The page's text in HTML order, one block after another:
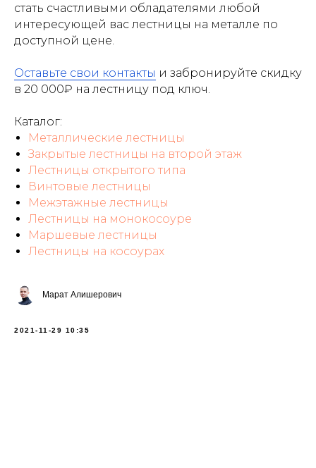
стать счастливыми обладателями любой
интересующей вас лестницы на металле по
доступной цене.
Оставьте свои контакты и забронируйте скидку
в 20 000₽ на лестницу под ключ.
Каталог:
Металлические лестницы
Закрытые лестницы на второй этаж
Лестницы открытого типа
Винтовые лестницы
Межэтажные лестницы
Лестницы на монокосоуре
Маршевые лестницы
Лестницы на косоурах
Марат Алишерович
2021-11-29 10:35